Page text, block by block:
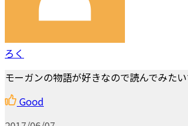
ろく
モーガンの物語が好きなので読んでみたい
Good